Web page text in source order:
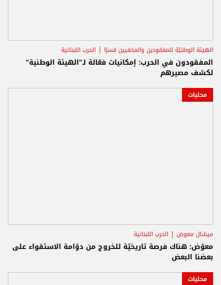
الهيئة الوطنيّة للمفقودين والمخفيين قسرًا الحرب اللبنانية
المفقودون في الحرب: إمكانيات فعّالة لـ"الهيئة الوطنية"
لكشف مصيرهم
محليات
ميشال معوض الحرب اللبنانية
معوّض: هناك فرصة تاريخيّة للخروج من دوّامة الاستقواء على
بعضنا البعض
محليات